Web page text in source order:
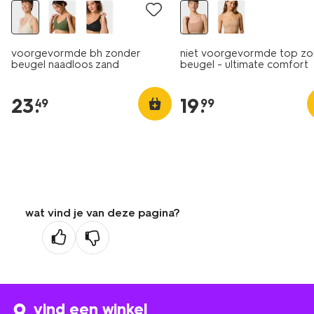
voorgevormde bh zonder
beugel naadloos zand
23.
49
niet voorgevormde top
beugel - ultimate comfort
19.
99
wat vind je van deze pagina?
vind een winkel